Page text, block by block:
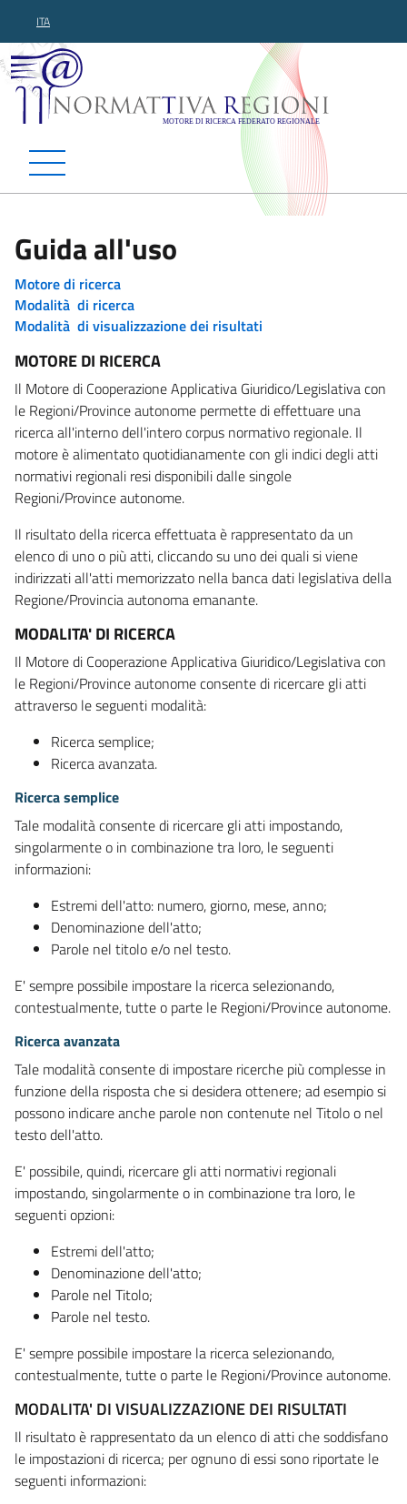
ITA
Normattiva Regioni -
Guida all'uso
Motore di ricerca
Modalità di ricerca
Modalità di visualizzazione dei risultati
MOTORE DI RICERCA
Il Motore di Cooperazione Applicativa Giuridico/Legislativa con
le Regioni/Province autonome permette di effettuare una
ricerca all'interno dell'intero corpus normativo regionale. Il
motore è alimentato quotidianamente con gli indici degli atti
normativi regionali resi disponibili dalle singole
Regioni/Province autonome.
Il risultato della ricerca effettuata è rappresentato da un
elenco di uno o più atti, cliccando su uno dei quali si viene
indirizzati all'atti memorizzato nella banca dati legislativa della
Regione/Provincia autonoma emanante.
MODALITA' DI RICERCA
Il Motore di Cooperazione Applicativa Giuridico/Legislativa con
le Regioni/Province autonome consente di ricercare gli atti
attraverso le seguenti modalità:
Ricerca semplice;
Ricerca avanzata.
Ricerca semplice
Tale modalità consente di ricercare gli atti impostando,
singolarmente o in combinazione tra loro, le seguenti
informazioni:
Estremi dell'atto: numero, giorno, mese, anno;
Denominazione dell'atto;
Parole nel titolo e/o nel testo.
E' sempre possibile impostare la ricerca selezionando,
contestualmente, tutte o parte le Regioni/Province autonome.
Ricerca avanzata
Tale modalità consente di impostare ricerche più complesse in
funzione della risposta che si desidera ottenere; ad esempio si
possono indicare anche parole non contenute nel Titolo o nel
testo dell'atto.
E' possibile, quindi, ricercare gli atti normativi regionali
impostando, singolarmente o in combinazione tra loro, le
seguenti opzioni:
Estremi dell'atto;
Denominazione dell'atto;
Parole nel Titolo;
Parole nel testo.
E' sempre possibile impostare la ricerca selezionando,
contestualmente, tutte o parte le Regioni/Province autonome.
MODALITA' DI VISUALIZZAZIONE DEI RISULTATI
Il risultato è rappresentato da un elenco di atti che soddisfano
le impostazioni di ricerca; per ognuno di essi sono riportate le
seguenti informazioni: